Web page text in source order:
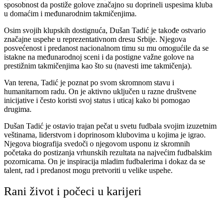
sposobnost da postiže golove značajno su doprineli uspesima kluba
u domaćim i međunarodnim takmičenjima.
Osim svojih klupskih dostignuća, Dušan Tadić je takođe ostvario
značajne uspehe u reprezentativnom dresu Srbije. Njegova
posvećenost i predanost nacionalnom timu su mu omogućile da se
istakne na međunarodnoj sceni i da postigne važne golove na
prestižnim takmičenjima kao što su (navesti ime takmičenja).
Van terena, Tadić je poznat po svom skromnom stavu i
humanitarnom radu. On je aktivno uključen u razne društvene
inicijative i često koristi svoj status i uticaj kako bi pomogao
drugima.
Dušan Tadić je ostavio trajan pečat u svetu fudbala svojim izuzetnim
veštinama, liderstvom i doprinosom klubovima u kojima je igrao.
Njegova biografija svedoči o njegovom usponu iz skromnih
početaka do postizanja vrhunskih rezultata na najvećim fudbalskim
pozornicama. On je inspiracija mladim fudbalerima i dokaz da se
talent, rad i predanost mogu pretvoriti u velike uspehe.
Rani život i počeci u karijeri